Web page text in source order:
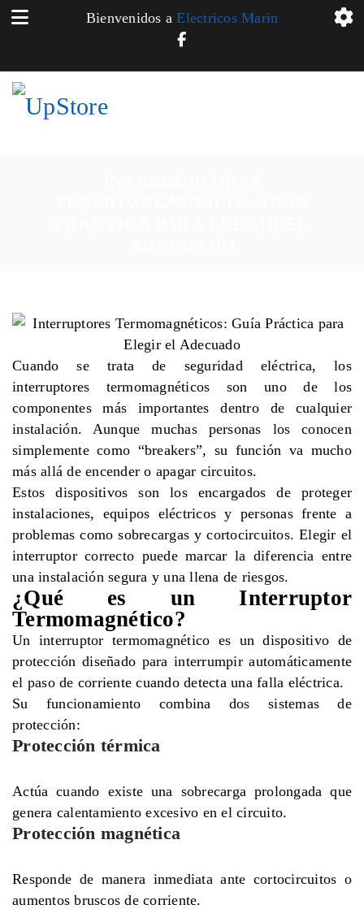
Bienvenidos aElectricos Marin
Cuando se trata de seguridad eléctrica, los
interruptores termomagnéticos son uno de los
componentes más importantes dentro de cualquier
instalación. Aunque muchas personas los conocen
simplemente como “breakers”, su función va mucho
más allá de encender o apagar circuitos.
Estos dispositivos son los encargados de proteger
instalaciones, equipos eléctricos y personas frente a
problemas como sobrecargas y cortocircuitos. Elegir el
interruptor correcto puede marcar la diferencia entre
una instalación segura y una llena de riesgos.
¿Qué es un Interruptor
Termomagnético?
Un interruptor termomagnético es un dispositivo de
protección diseñado para interrumpir automáticamente
el paso de corriente cuando detecta una falla eléctrica.
Su funcionamiento combina dos sistemas de
protección:
Protección térmica
Actúa cuando existe una sobrecarga prolongada que
genera calentamiento excesivo en el circuito.
Protección magnética
Responde de manera inmediata ante cortocircuitos o
aumentos bruscos de corriente.